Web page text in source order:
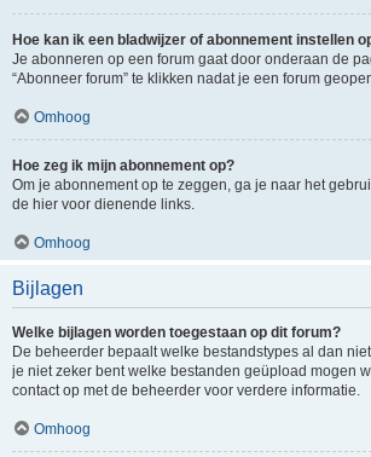
Hoe kan ik een bladwijzer of abonnement instellen
Je abonneren op een forum gaat door onderaan de
“Abonneer forum” te klikken nadat je een forum
Omhoog
Hoe zeg ik mijn abonnement op?
Om je abonnement op te zeggen, ga je naar het
de hier voor dienende links.
Omhoog
Bijlagen
Welke bijlagen worden toegestaan op dit forum?
De beheerder bepaalt welke bestandstypes al dan
je niet zeker bent welke bestanden geüpload mogen
contact op met de beheerder voor verdere informatie.
Omhoog